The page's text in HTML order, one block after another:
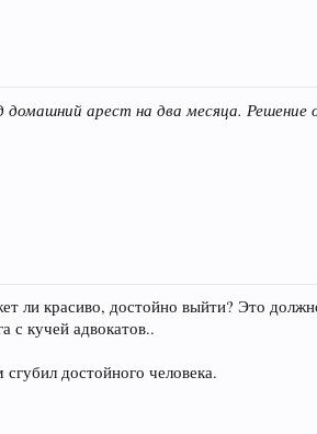
арест на два месяца. Решение
красиво, достойно выйти? Это
с кучей адвокатов..
достойного человека.